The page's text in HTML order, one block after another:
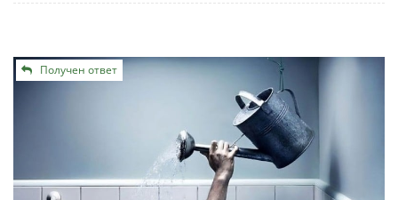
Получен ответ